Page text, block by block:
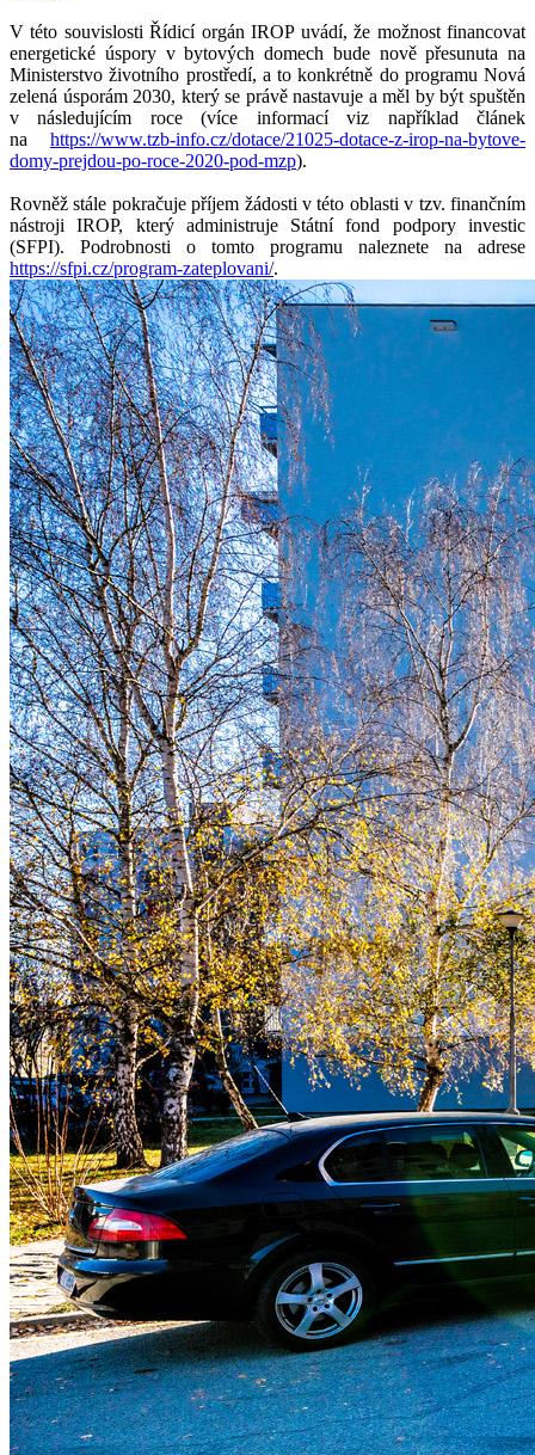
V této souvislosti Řídicí orgán IROP uvádí, že možnost financovat
energetické úspory v bytových domech bude nově přesunuta na
Ministerstvo životního prostředí, a to konkrétně do programu Nová
zelená úsporám 2030, který se právě nastavuje a měl by být spuštěn
v následujícím roce (více informací viz například článek
na https://www.tzb-info.cz/dotace/21025-dotace-z-irop-na-bytove-
domy-prejdou-po-roce-2020-pod-mzp).
Rovněž stále pokračuje příjem žádosti v této oblasti v tzv. finančním
nástroji IROP, který administruje Státní fond podpory investic
(SFPI). Podrobnosti o tomto programu naleznete na adrese
https://sfpi.cz/program-zateplovani/.